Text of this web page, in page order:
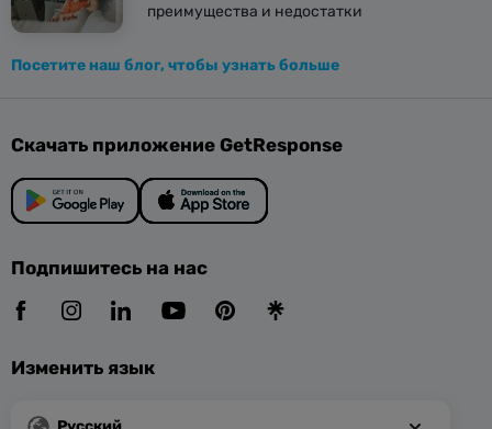
преимущества и недостатки
Посетите наш блог, чтобы узнать больше
Скачать приложение GetResponse
Подпишитесь на нас
Изменить язык